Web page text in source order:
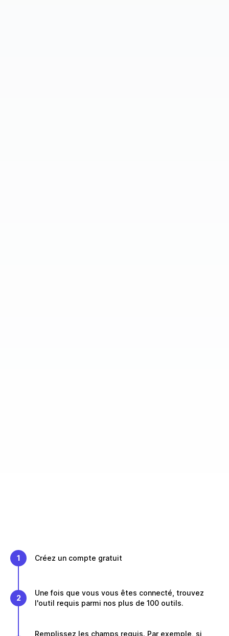
1 Créez un compte gratuit
2
Une fois que vous vous êtes connecté, trouvez
l'outil requis parmi nos plus de 100 outils.
Remplissez les champs requis. Par exemple, si